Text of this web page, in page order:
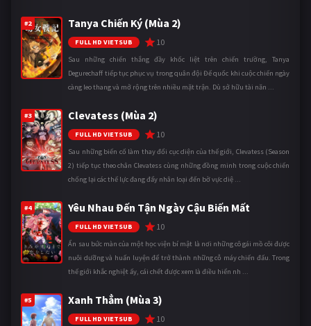
#2 Tanya Chiến Ký (Mùa 2)
FULL HD VIETSUB 10
Sau những chiến thắng đầy khốc liệt trên chiến trường, Tanya
Degurechaff tiếp tục phục vụ trong quân đội Đế quốc khi cuộc chiến ngày
càng leo thang và mở rộng trên nhiều mặt trận. Dù sở hữu tài năn ...
#3 Clevatess (Mùa 2)
FULL HD VIETSUB 10
Sau những biến cố làm thay đổi cục diện của thế giới, Clevatess (Season
2) tiếp tục theo chân Clevatess cùng những đồng minh trong cuộc chiến
chống lại các thế lực đang đẩy nhân loại đến bờ vực diệ ...
#4 Yêu Nhau Đến Tận Ngày Cậu Biến Mất
FULL HD VIETSUB 10
Ẩn sau bức màn của một học viện bí mật là nơi những cô gái mồ côi được
nuôi dưỡng và huấn luyện để trở thành những cỗ máy chiến đấu. Trong
thế giới khắc nghiệt ấy, cái chết được xem là điều hiển nh ...
#5 Xanh Thẳm (Mùa 3)
FULL HD VIETSUB 10